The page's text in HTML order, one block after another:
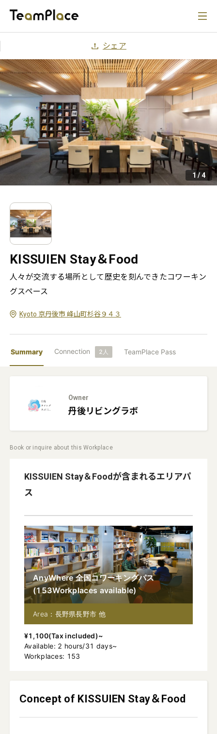
シェア
1/4
KISSUIEN Stay＆Food
人々が交流する場所として歴史を刻んできたコワーキン
グスペース
Kyoto 京丹後市 峰山町杉谷９４３
Summary Connection 2 人 TeamPlace Pass
Owner
丹後リビングラボ
Book or inquire about this Workplace
KISSUIEN Stay＆Food が含まれるエリアパ
ス
AnyWhere 全国コワーキングパス
(153Workplaces available)
Area：長野県長野市 他
¥1,100(Tax included)~
Available: 2 hours/31 days~
Workplaces: 153
Concept of KISSUIEN Stay＆Food